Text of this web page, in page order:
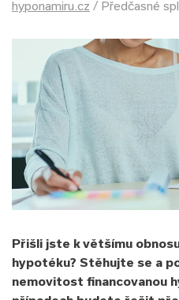
hyponamiru.cz / Předčasné
Přišli jste k většímu
hypotéku? Stěhujte se a
nemovitost financovanou